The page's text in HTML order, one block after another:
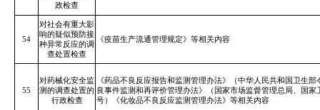
政检查
54
对社会有重大影
响的疑似预防接
种异常反应的调
查处置检查
《疫苗生产流通管理规定》等相关内容
55
对药械化安全监
测的调查处置的
行政检查
《药品不良反应报告和监测管理办法》（中华人民共和国卫生部
良事件监测和再评价管理办法》（国家市场监督管理总局、国家
号）《化妆品不良反应监测管理办法》等相关内容